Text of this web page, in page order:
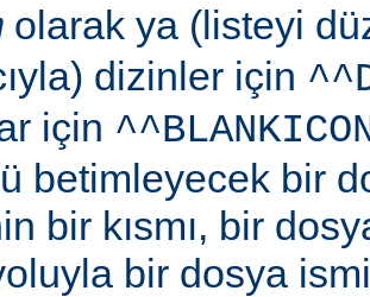
olarak ya (listeyi
dizinler için
için
betimleyecek bir
bir kısmı, bir
bir dosya